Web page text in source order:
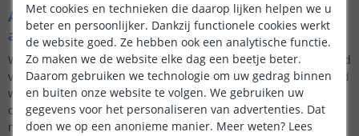
Aquarium LED controller met witte
aquariumverlichting
Witte ledverlichting in een aquarium verhoogt de zichtbaarheid
van de vissen en de planten het meest, waarbij koel wit of koud
wit zorgen voor maximaal zicht. Gebruik wittinten voor een
overgang van nacht naar dag. Ondersteun zo niet alleen het
natuurlijke bioritme van uw vissen, maar geniet ook van het
Met cookies en technieken die daarop lijken helpen we u
beter en persoonlijker. Dankzij functionele cookies werkt
de website goed. Ze hebben ook een analytische functie.
Zo maken we de website elke dag een beetje beter.
Daarom gebruiken we technologie om uw gedrag binnen
en buiten onze website te volgen. We gebruiken uw
gegevens voor het personaliseren van advertenties. Dat
doen we op een anonieme manier. Meer weten? Lees